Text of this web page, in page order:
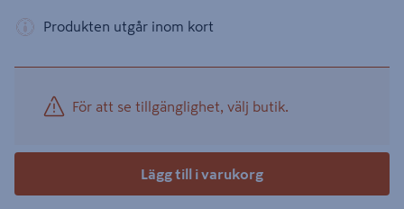
Produkten utgår inom kort
För att se tillgänglighet, välj butik.
Lägg till i varukorg